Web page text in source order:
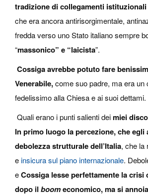
tradizione di collegamenti istituzionali
che era ancora antirisorgimentale,
fredda verso uno Stato italiano sempre
“massonico” e “laicista”.
Cossiga avrebbe potuto fare
Venerabile,come suo padre, ma era un
fedelissimo alla Chiesa e ai suoi dettami.
Quali erano i punti salienti deimiei
In primo luogo la percezione, che egli
debolezza strutturale dell’Italia, che la
einsicura sul piano internazionale.
eCossiga lesse perfettamente la crisi
dopo il boomeconomico, ma si